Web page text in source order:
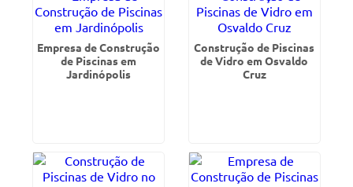
Empresa de Construção
de Piscinas em
Jardinópolis
Construção de Piscinas
de Vidro em Osvaldo
Cruz